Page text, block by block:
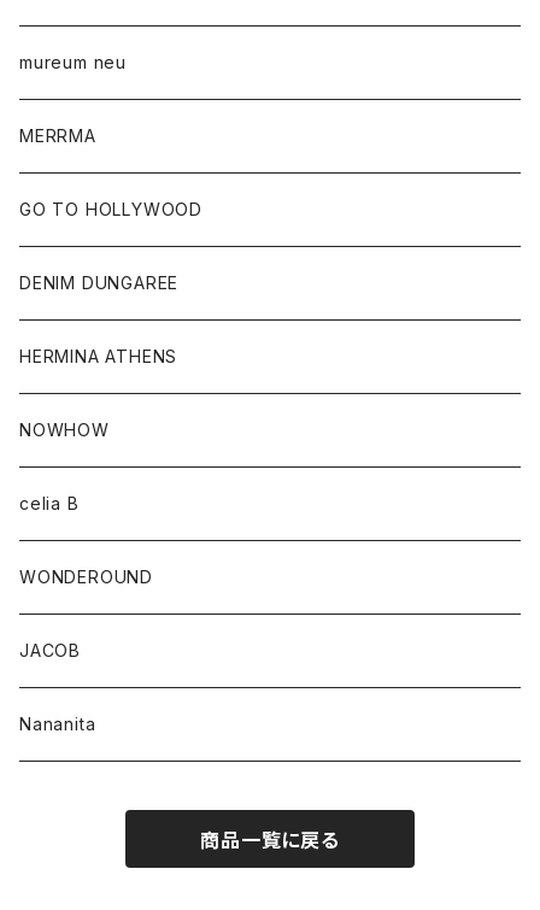
mureum neu
MERRMA
GO TO HOLLYWOOD
DENIM DUNGAREE
HERMINA ATHENS
NOWHOW
celia B
WONDEROUND
JACOB
Nananita
商品一覧に戻る